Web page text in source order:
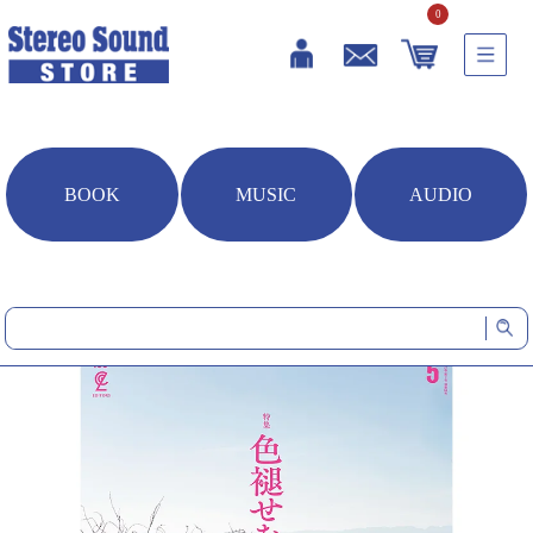
0
BOOK MUSIC AUDIO
HOME 雑誌・書籍 湘南スタイルmagazine 2026年5月号 Vol.105